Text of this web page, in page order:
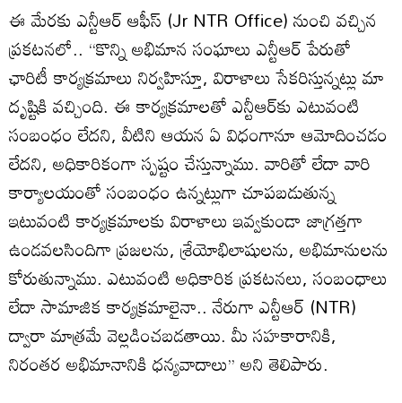
ఈ మేరకు ఎన్టీఆర్ ఆఫీస్ (Jr NTR Office) నుంచి వచ్చిన
ప్రకటనలో.. ‘‘కొన్ని అభిమాన సంఘాలు ఎన్టీఆర్ పేరుతో
ఛారిటీ కార్యక్రమాలు నిర్వహిస్తూ, విరాళాలు సేకరిస్తున్నట్లు మా
దృష్టికి వచ్చింది. ఈ కార్యక్రమాలతో ఎన్టీఆర్‌కు ఎటువంటి
సంబంధం లేదని, వీటిని ఆయన ఏ విధంగానూ ఆమోదించడం
లేదని, అధికారికంగా స్పష్టం చేస్తున్నాము. వారితో లేదా వారి
కార్యాలయంతో సంబంధం ఉన్నట్లుగా చూపబడుతున్న
ఇటువంటి కార్యక్రమాలకు విరాళాలు ఇవ్వకుండా జాగ్రత్తగా
ఉండవలసిందిగా ప్రజలను, శ్రేయోభిలాషులను, అభిమానులను
కోరుతున్నాము. ఎటువంటి అధికారిక ప్రకటనలు, సంబంధాలు
లేదా సామాజిక కార్యక్రమాలైనా.. నేరుగా ఎన్టీఆర్ (NTR)
ద్వారా మాత్రమే వెల్లడించబడతాయి. మీ సహకారానికి,
నిరంతర అభిమానానికి ధన్యవాదాలు’’ అని తెలిపారు.